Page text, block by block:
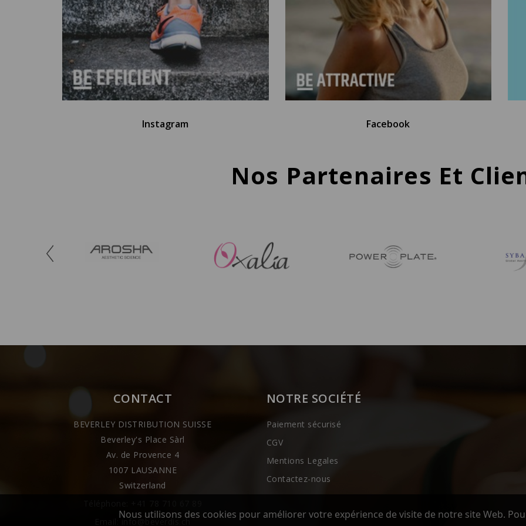
Nous utilisons des cookies pour améliorer votre expérience de visite de notre site Web.
Instagram Facebook
Nos Partenaires Et
CONTACT
BEVERLEY DISTRIBUTION SUISSE
Beverley's Place Sàrl
Av. de Provence 4
1007 LAUSANNE
Switzerland
Email: info@beverdis.ch
NOTRE SOCIÉTÉ
Paiement sécurisé
CGV
Mentions Legales
Contactez-nous